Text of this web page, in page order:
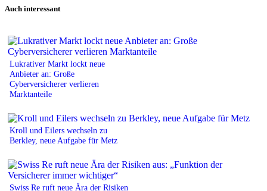
Auch interessant
Lukrativer Markt lockt neue
Anbieter an: Große
Cyberversicherer verlieren
Marktanteile
Kroll und Eilers wechseln zu
Berkley, neue Aufgabe für Metz
Swiss Re ruft neue Ära der Risiken